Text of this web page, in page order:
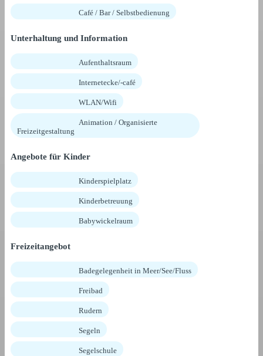
Café / Bar / Selbstbedienung
Unterhaltung und Information
Aufenthaltsraum
Internetecke/-café
WLAN/Wifi
Animation / Organisierte
Freizeitgestaltung
Angebote für Kinder
Kinderspielplatz
Kinderbetreuung
Babywickelraum
Freizeitangebot
Badegelegenheit in Meer/See/Fluss
Freibad
Rudern
Segeln
Segelschule